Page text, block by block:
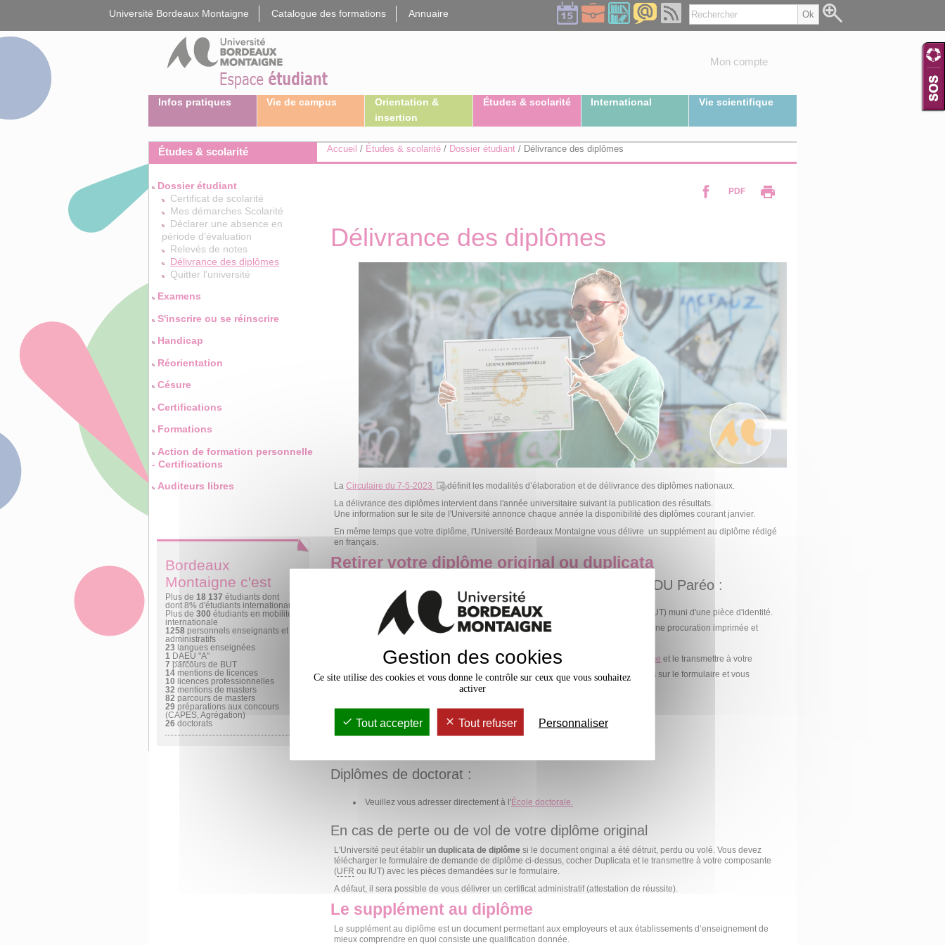
Université Bordeaux Montaigne Catalogue des formations Annuaire
Mon compte
Infos pratiques Vie de campus
Orientation &
insertion
Études & scolarité International Vie scientifique
Études & scolarité
Dossier étudiant
Certificat de scolarité
Mes démarches Scolarité
Déclarer une absence en
période d'évaluation
Relevés de notes
Délivrance des diplômes
Quitter l'université
Examens
S'inscrire ou se réinscrire
Handicap
Réorientation
Césure
Certifications
Formations
Action de formation personnelle
- Certifications
Auditeurs libres
Bordeaux
Montaigne c'est
Plus de18 137 étudiants dont
dont 8% d'étudiants internationaux
Plus de300 étudiants en mobilité
internationale
1258 personnels enseignants et
administratifs
23 langues enseignées
1 DAEU "A"
7 parcours de BUT
14 mentions de licences
10 licences professionnelles
32 mentions de masters
82 parcours de masters
29 préparations aux concours
(CAPES, Agrégation)
26 doctorats
Accueil / Études & scolarité/ Dossier étudiant/ Délivrance des diplômes
PDF
Délivrance des diplômes
La Circulaire du 7-5-2023
définit les modalités d’élaboration et de délivrance des diplômes nationaux.
La délivrance des diplômes intervient dans l'année universitaire suivant la publication des résultats.
Une information sur le site de l'Université annonce chaque année la disponibilité des diplômes courant janvier.
En même temps que votre diplôme, l'Université Bordeaux Montaigne vous délivre un supplément au diplôme rédigé
en français.
Retirer votre diplôme original ou duplicata
Diplômes de licence, licence pro, master, DU, BUT, DU Paréo :
Retrait sur place : vous devez vous présenter à votre composante (
ou IUT) muni d'une pièce d'identité.
Retrait par un tiers : celui-ci doit se présenter muni de sa pièce d'identité, d’une procuration imprimée et
Par courrier : vous devez télécharger le
formulaire de demande de diplôme et le transmettre à votre
composante (UFRou IUT ouDOSIPpour le Paréo) avec les pièces demandées sur le formulaire et vous
acquitter des frais postaux en suivant les liens ci-dessous :
montaigne.fr/evts/Tarifspostaux/2026RecommandeFrance
Diplômes de doctorat :
Veuillez vous adresser directement à l'École doctorale.
En cas de perte ou de vol de votre diplôme original
L'Université peut établir un duplicata de diplôme si le document original a été détruit, perdu ou volé. Vous devez
télécharger le formulaire de demande de diplôme ci-dessus, cocher Duplicata et le transmettre à votre composante
(UFR ou IUT) avec les pièces demandées sur le formulaire.
A défaut, il sera possible de vous délivrer un certificat administratif (attestation de réussite).
Le supplément au diplôme
Le supplément au diplôme est un document permettant aux employeurs et aux établissements d’enseignement de
mieux comprendre en quoi consiste une qualification donnée.
Gestion des cookies
Ce site utilise des cookies et vous donne le contrôle sur ceux que vous souhaitez
activer
Tout accepter Tout refuser Personnaliser